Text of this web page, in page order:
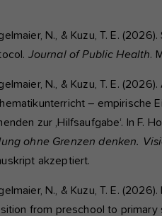
N., & Kuzu, T. E.
Journal of Public Health.
N., & Kuzu, T. E.
– empirische
zur ‚Hilfsaufgabe‘. In F.
ohne Grenzen denken.
akzeptiert.
N., & Kuzu, T. E.
from preschool to